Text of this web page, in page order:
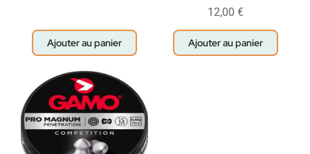
Ajouter au panier
12,00 €
Ajouter au panier